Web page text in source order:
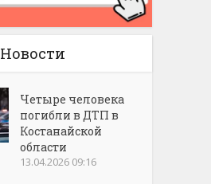
Новости
Четыре человека
погибли в ДТП в
Костанайской
области
13.04.2026 09:16